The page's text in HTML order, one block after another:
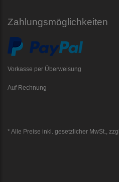
Zahlungsmöglichkeiten
Vorkasse per Überweisung
Auf Rechnung
* Alle Preise inkl. gesetzlicher MwSt., zzgl.